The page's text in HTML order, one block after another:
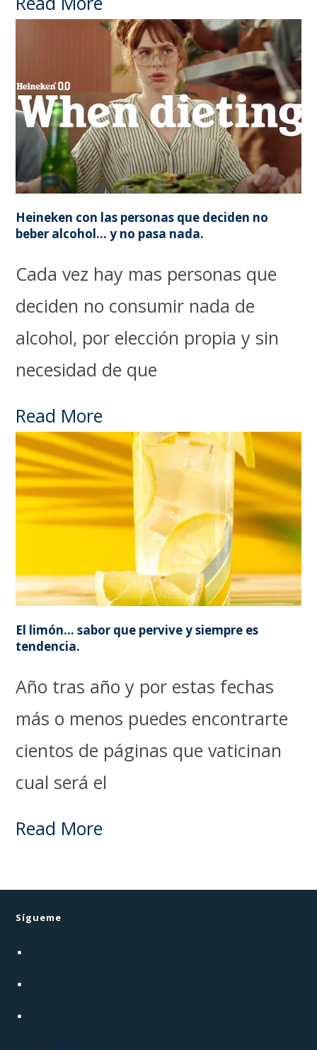
Heineken con las personas que deciden no
beber alcohol… y no pasa nada.
Cada vez hay mas personas que
deciden no consumir nada de
alcohol, por elección propia y sin
necesidad de que
Read More
El limón… sabor que pervive y siempre es
tendencia.
Año tras año y por estas fechas
más o menos puedes encontrarte
cientos de páginas que vaticinan
cual será el
Read More
Sígueme